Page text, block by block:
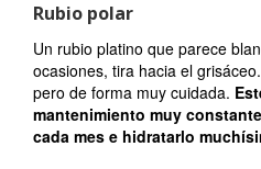
Rubio polar
Un rubio platino que parece
ocasiones, tira hacia el
pero de forma muy cuidada.
mantenimiento muy
cada mes e hidratarlo